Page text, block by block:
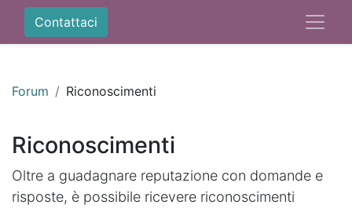
Contattaci
Forum Riconoscimenti
Riconoscimenti
Oltre a guadagnare reputazione con domande e
risposte, è possibile ricevere riconoscimenti